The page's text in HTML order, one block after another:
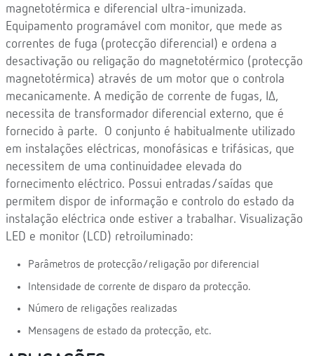
magnetotérmica e diferencial ultra-imunizada.
Equipamento programável com monitor, que mede as
correntes de fuga (protecção diferencial) e ordena a
desactivação ou religação do magnetotérmico (protecção
magnetotérmica) através de um motor que o controla
mecanicamente. A medição de corrente de fugas, IΔ,
necessita de transformador diferencial externo, que é
fornecido à parte. O conjunto é habitualmente utilizado
em instalações eléctricas, monofásicas e trifásicas, que
necessitem de uma continuidadee elevada do
fornecimento eléctrico. Possui entradas/saídas que
permitem dispor de informação e controlo do estado da
instalação eléctrica onde estiver a trabalhar. Visualização
LED e monitor (LCD) retroiluminado:
Parâmetros de protecção/religação por diferencial
Intensidade de corrente de disparo da protecção.
Número de religações realizadas
Mensagens de estado da protecção, etc.